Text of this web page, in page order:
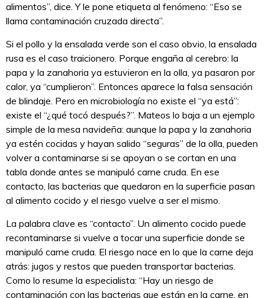
alimentos”, dice. Y le pone etiqueta al fenómeno: “Eso se
llama contaminación cruzada directa”.
Si el pollo y la ensalada verde son el caso obvio, la ensalada
rusa es el caso traicionero. Porque engaña al cerebro: la
papa y la zanahoria ya estuvieron en la olla, ya pasaron por
calor, ya “cumplieron”. Entonces aparece la falsa sensación
de blindaje. Pero en microbiología no existe el “ya está”:
existe el “¿qué tocó después?”. Mateos lo baja a un ejemplo
simple de la mesa navideña: aunque la papa y la zanahoria
ya estén cocidas y hayan salido “seguras” de la olla, pueden
volver a contaminarse si se apoyan o se cortan en una
tabla donde antes se manipuló carne cruda. En ese
contacto, las bacterias que quedaron en la superficie pasan
al alimento cocido y el riesgo vuelve a ser el mismo.
La palabra clave es “contacto”. Un alimento cocido puede
recontaminarse si vuelve a tocar una superficie donde se
manipuló carne cruda. El riesgo nace en lo que la carne deja
atrás: jugos y restos que pueden transportar bacterias.
Como lo resume la especialista: “Hay un riesgo de
contaminación con las bacterias que están en la carne, en